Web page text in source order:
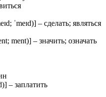
ˈmeɪd)] – сделать; являться
ment)] – значить; означать
– заплатить